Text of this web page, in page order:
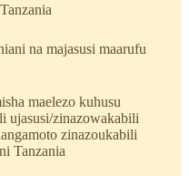
na majasusi maarufu
maelezo kuhusu
ujasusi/zinazowakabili
zinazoukabili
Tanzania